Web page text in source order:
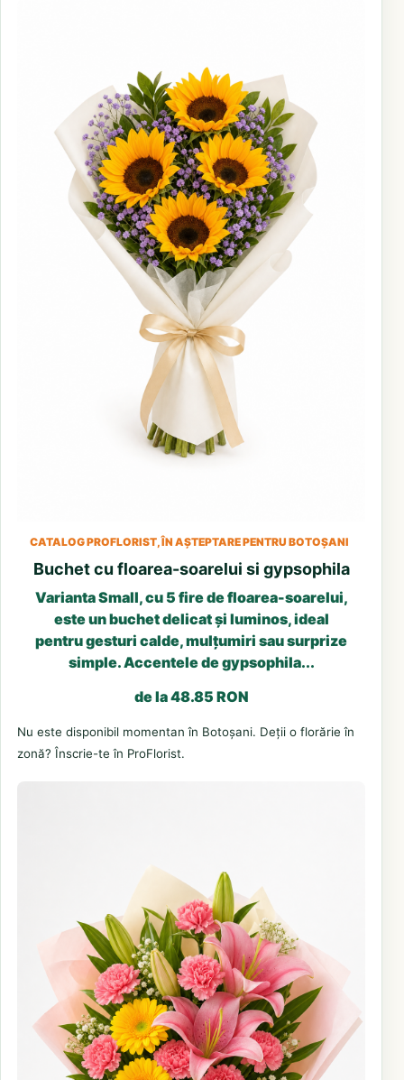
CATALOG PROFLORIST, ÎN AȘTEPTARE PENTRU BOTOȘANI
Buchet cu floarea-soarelui si gypsophila
Varianta Small, cu 5 fire de floarea-soarelui,
este un buchet delicat și luminos, ideal
pentru gesturi calde, mulțumiri sau surprize
simple. Accentele de gypsophila...
de la 48.85 RON
Nu este disponibil momentan în Botoșani. Deții o florărie în
zonă? Înscrie-te în ProFlorist.